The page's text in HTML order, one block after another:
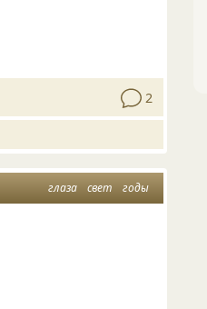
2
глаза свет годы